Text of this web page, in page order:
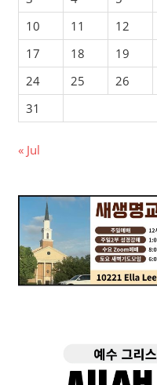
10
11 12
17
18 19
24
25 26
31
« Jul